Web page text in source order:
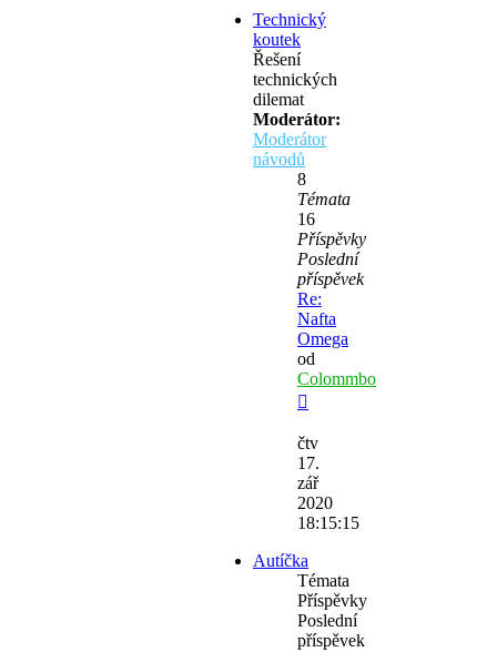
Technický
koutek
Řešení
technických
dilemat
Moderátor:
Moderátor
návodů
8
Témata
16
Příspěvky
Poslední
příspěvek
Re:
Nafta
Omega
od
Colommbo
poslední
příspěvek
čtv
17.
zář
2020
18:15:15
Autíčka
Témata
Příspěvky
Poslední
příspěvek